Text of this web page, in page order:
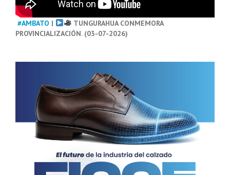
#AMBATO |
TUNGURAHUA CONMEMORA
PROVINCIALIZACIÓN. (03-07-2026)